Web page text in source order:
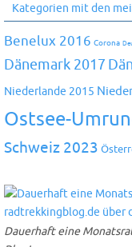
Kategorien mit den
Benelux 2016 Corona
Dänemark 2017
Niederlande 2015
Ostsee-
Schweiz 2023
Dauerhaft eine